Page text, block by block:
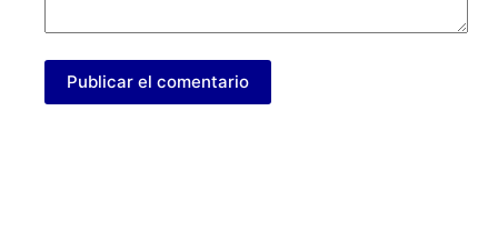
Publicar el comentario